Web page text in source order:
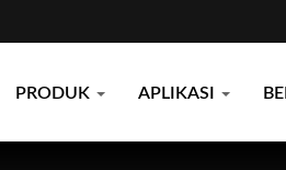
PRODUK APLIKASI